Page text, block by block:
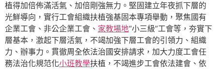
植得加倍佈滿活氣、加倍剛強無力。堅固建立年夜抓下層的
光鮮導向，實行工會組織扶植強基固本專項舉動，聚焦國有
企業工會、非公企業工會、 家教場地“小三級”工會等，夯實下
層基本，激起下層活氣，不竭加強下層工會的引領力、組織
力、辦事力。貫徹周全依法治國安排請求，加大力度工會任
務法治化規范化小班教學扶植，不竭進步工會依法建會、依